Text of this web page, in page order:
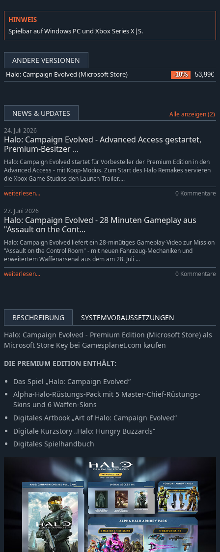
HINWEIS
Spielbar auf Windows PC und Xbox Series X|S.
ANDERE VERSIONEN
Halo: Campaign Evolved (Microsoft Store) -10% 53,99€
NEWS & UPDATES Alle anzeigen (2)
24. Juli 2026
Halo: Campaign Evolved - Advanced Access gestartet,
Premium-Besitzer ...
Halo: Campaign Evolved startet für Vorbesteller der Premium Edition in den
Advanced Access - mit Koop-Modus. Zum Start des Halo Remakes servieren
die Xbox Game Studios den Launch-Trailer....
weiterlesen...
0 Kommentare
27. Juni 2026
Halo: Campaign Evolved - 28 Minuten Gameplay aus
"Assault on the Cont...
Halo: Campaign Evolved liefert ein 28-minütiges Gameplay-Video zur Mission
"Assault on the Control Room" - mit neuen Fahrzeug-Mechaniken und
erweitertem Waffenarsenal aus dem am 28. Juli ...
weiterlesen...
0 Kommentare
BESCHREIBUNG
SYSTEMVORAUSSETZUNGEN
Halo: Campaign Evolved - Premium Edition (Microsoft Store) als
Microsoft Store Key bei Gamesplanet.com kaufen
DIE PREMIUM EDITION ENTHÄLT:
Das Spiel „Halo: Campaign Evolved“
Alpha-Halo-Rüstungs-Pack mit 5 Master-Chief-Rüstungs-
Skins und 6 Waffen-Skins
Digitales Artbook „Art of Halo: Campaign Evolved“
Digitale Kurzstory „Halo: Hungry Buzzards“
Digitales Spielhandbuch